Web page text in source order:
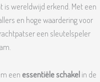
is wereldwijd erkend. Met een
en hoge waardering voor
een sleutelspeler
een essentiële schakelin de